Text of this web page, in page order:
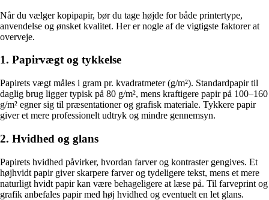
Når du vælger kopipapir, bør du tage højde for både printertype,
anvendelse og ønsket kvalitet. Her er nogle af de vigtigste faktorer at
overveje.
1. Papirvægt og tykkelse
Papirets vægt måles i gram pr. kvadratmeter (g/m²). Standardpapir til
daglig brug ligger typisk på 80 g/m², mens kraftigere papir på 100–160
g/m² egner sig til præsentationer og grafisk materiale. Tykkere papir
giver et mere professionelt udtryk og mindre gennemsyn.
2. Hvidhed og glans
Papirets hvidhed påvirker, hvordan farver og kontraster gengives. Et
højhvidt papir giver skarpere farver og tydeligere tekst, mens et mere
naturligt hvidt papir kan være behageligere at læse på. Til farveprint og
grafik anbefales papir med høj hvidhed og eventuelt en let glans.